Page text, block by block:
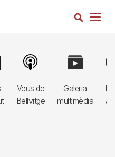
Cerca
Veus de
Bellvitge
Image
Galeria
multimèdia
Image